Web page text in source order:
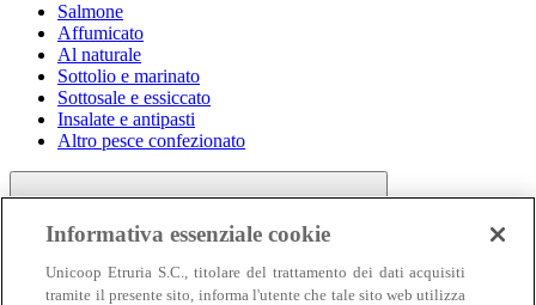
Salmone
Affumicato
Al naturale
Sottolio e marinato
Sottosale e essiccato
Insalate e antipasti
Altro pesce confezionato
Informativa essenziale cookie
Unicoop Etruria S.C., titolare del trattamento dei dati acquisiti
tramite il presente sito, informa l'utente che tale sito web utilizza